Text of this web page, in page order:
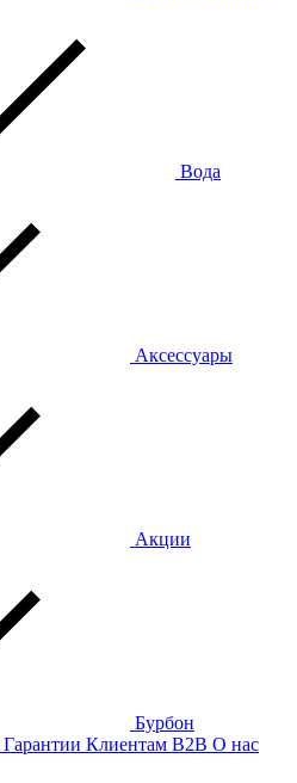
Вода
Аксессуары
Акции
Бурбон
Гарантии Клиентам B2B О нас